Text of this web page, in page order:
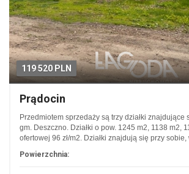
119 520 PLN
Prądocin
Przedmiotem sprzedaży są trzy działki znajdujące
gm. Deszczno. Działki o pow. 1245 m2, 1138 m2,
ofertowej 96 zł/m2. Działki znajdują się przy
Powierzchnia: